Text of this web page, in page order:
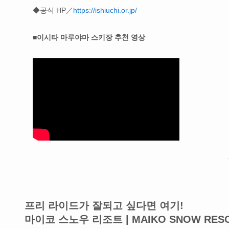
◆공식 HP／https://ishiuchi.or.jp/
■이시타 마루야마 스키장 추천 영상
프리 라이드가 잘되고 싶다면 여기!
마이코 스노우 리조트 | MAIKO SNOW